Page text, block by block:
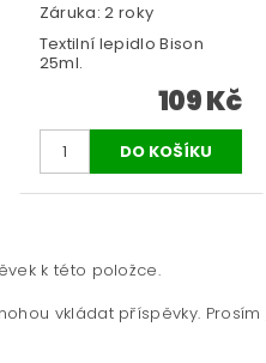
Záruka: 2 roky
Textilní lepidlo Bison
25ml.
109 Kč
k této položce.
vkládat příspěvky. Prosím